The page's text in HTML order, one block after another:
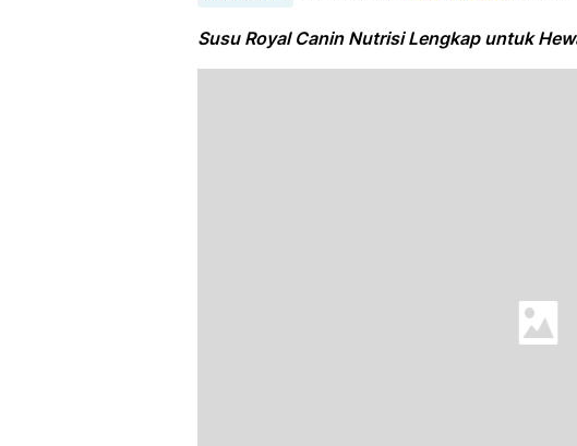
Susu Royal Canin Nutrisi Lengkap untuk